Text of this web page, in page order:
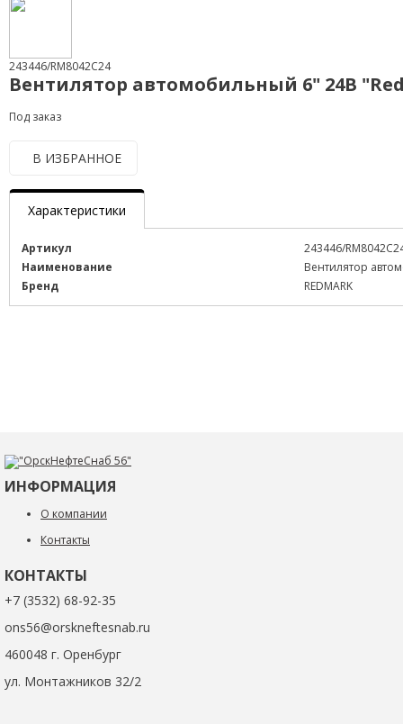
243446/RM8042C24
Вентилятор автомобильный 6" 24В
Под заказ
В ИЗБРАННОЕ
Характеристики
Артикул
243446/
Наименование
Вентилятор
Бренд
REDMARK
ИНФОРМАЦИЯ
О компании
Контакты
КОНТАКТЫ
+7 (3532) 68-92-35
ons56@orskneftesnab.ru
460048 г. Оренбург
ул. Монтажников 32/2